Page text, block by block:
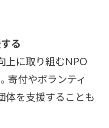
る
上に取り組むNPO
寄付やボランティ
体を支援することも